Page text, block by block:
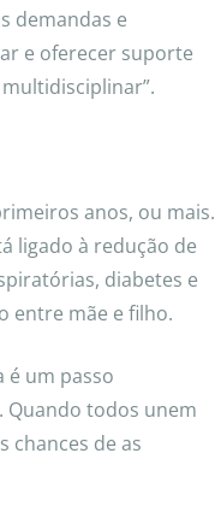
demandas e
e oferecer suporte
anos, ou mais.
ligado à redução de
diabetes e
entre mãe e filho.
é um passo
todos unem
chances de as